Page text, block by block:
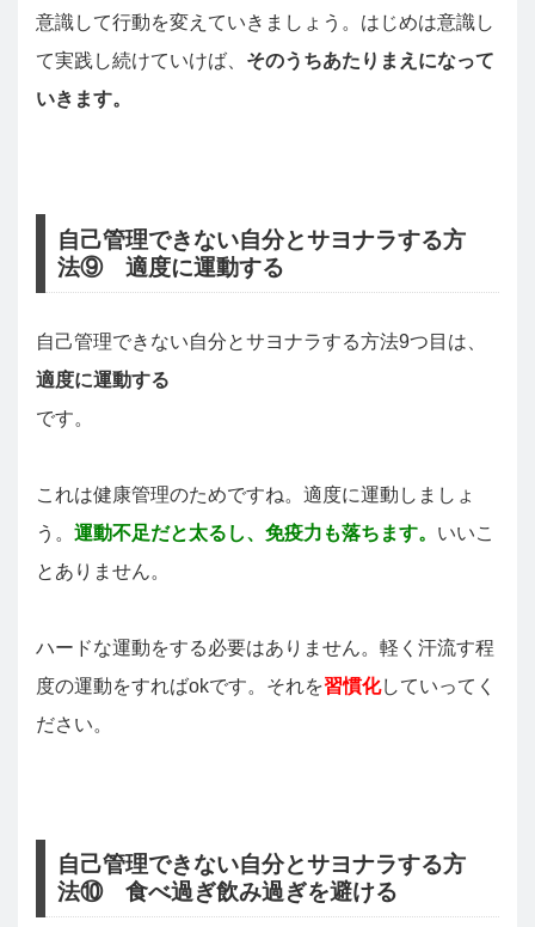
意識して行動を変えていきましょう。はじめは意識し
て実践し続けていけば、 そのうちあたりまえになって
いきます。
自己管理できない自分とサヨナラする方
法⑨ 適度に運動する
自己管理できない自分とサヨナラする方法9つ目は、
適度に運動する
です。
これは健康管理のためですね。適度に運動しましょ
う。 運動不足だと太るし、免疫力も落ちます。 いいこ
とありません。
ハードな運動をする必要はありません。軽く汗流す程
度の運動をすればokです。それを習慣化していってく
ださい。
自己管理できない自分とサヨナラする方
法⑩ 食べ過ぎ飲み過ぎを避ける